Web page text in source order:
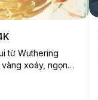
từ Wuthering
xoáy, ngọn